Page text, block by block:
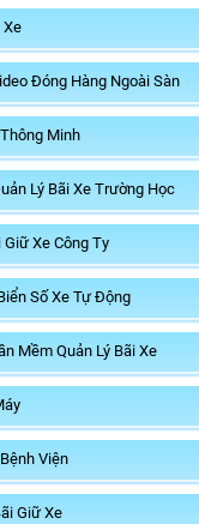
Xe
Đóng Hàng Ngoài Sàn
Minh
Lý Bãi Xe Trường Học
Giữ Xe Công Ty
Số Xe Tự Động
Mềm Quản Lý Bãi Xe
Viện
Giữ Xe